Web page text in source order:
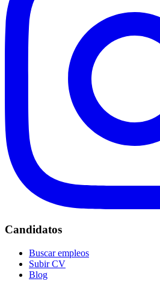
Candidatos
Buscar empleos
Subir CV
Blog